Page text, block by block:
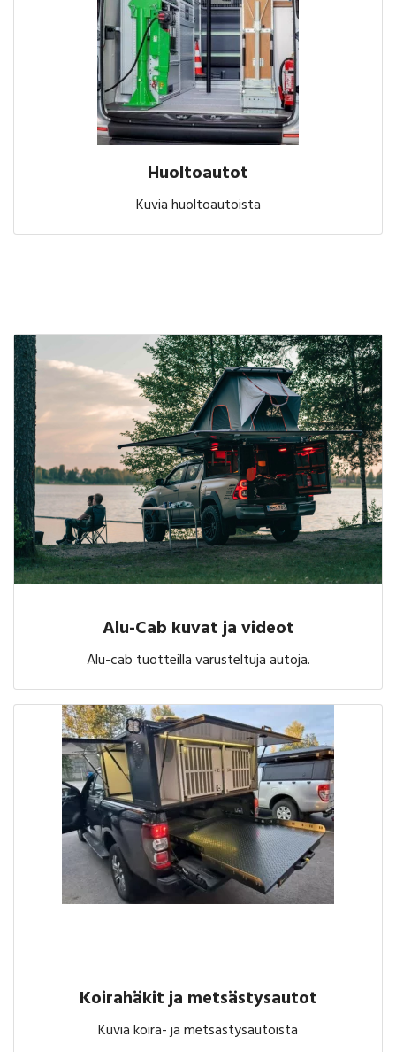
Huoltoautot
Kuvia huoltoautoista
Alu-Cab kuvat ja videot
Alu-cab tuotteilla varusteltuja autoja.
Koirahäkit ja metsästysautot
Kuvia koira- ja metsästysautoista